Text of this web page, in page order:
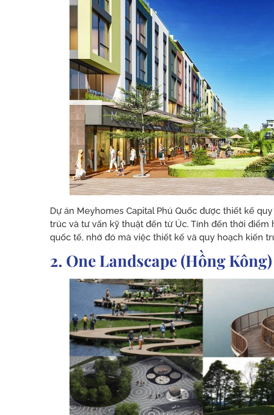
Dự án Meyhomes Capital Phú Quốc được thiết kế
trúc và tư vấn kỹ thuật đến từ Úc. Tính đến thời
quốc tế, nhờ đó mà việc thiết kế và quy hoạch kiến
2. One Landscape (Hồng